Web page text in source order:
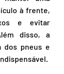
à frente,
e evitar
disso, a
dos pneus e